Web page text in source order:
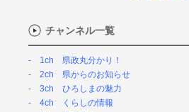
チャンネル一覧
1ch 県政丸分かり！
2ch 県からのお知らせ
3ch ひろしまの魅力
4ch くらしの情報